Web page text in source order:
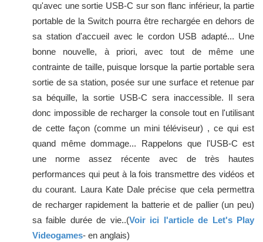
qu'avec une sortie USB-C sur son flanc inférieur, la partie
portable de la Switch pourra être rechargée en dehors de
sa station d'accueil avec le cordon USB adapté... Une
bonne nouvelle, à priori, avec tout de même une
contrainte de taille, puisque lorsque la partie portable sera
sortie de sa station, posée sur une surface et retenue par
sa béquille, la sortie USB-C sera inaccessible. Il sera
donc impossible de recharger la console tout en l'utilisant
de cette façon (comme un mini téléviseur) , ce qui est
quand même dommage... Rappelons que l'USB-C est
une norme assez récente avec de très hautes
performances qui peut à la fois transmettre des vidéos et
du courant. Laura Kate Dale précise que cela permettra
de recharger rapidement la batterie et de pallier (un peu)
sa faible durée de vie..(Voir ici l'article de Let's Play
Videogames- en anglais)